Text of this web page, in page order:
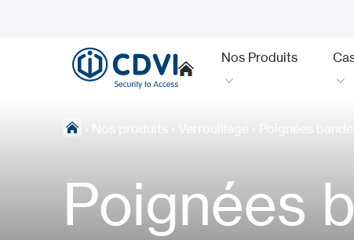
Nos Produits
Poignées